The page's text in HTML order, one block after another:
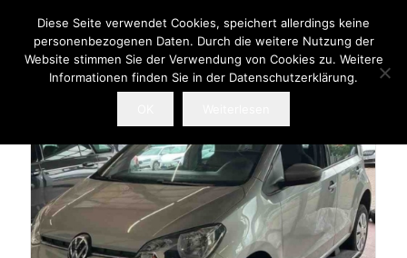
Diese Seite verwendet Cookies, speichert allerdings keine
personenbezogenen Daten. Durch die weitere Nutzung der
Website stimmen Sie der Verwendung von Cookies zu. Weitere
Informationen finden Sie in der Datenschutzerklärung.